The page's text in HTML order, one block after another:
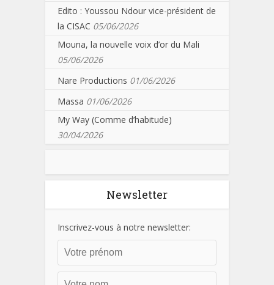
Edito : Youssou Ndour vice-président de
la CISAC 05/06/2026
Mouna, la nouvelle voix d’or du Mali
05/06/2026
Nare Productions 01/06/2026
Massa 01/06/2026
My Way (Comme d’habitude)
30/04/2026
Newsletter
Inscrivez-vous à notre newsletter: